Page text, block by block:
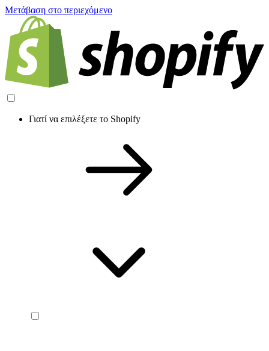
Μετάβαση στο περιεχόμενο
Γιατί να επιλέξετε το Shopify